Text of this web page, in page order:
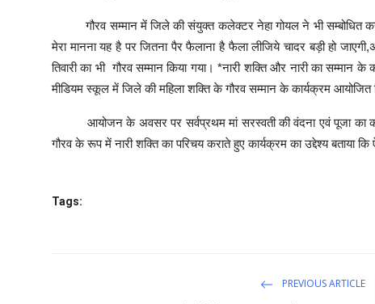
गौरव सम्मान में जिले की संयुक्त कलेक्टर नेहा गोयल ने भी सम्बोधित करते
मेरा मानना यह है पर जितना पैर फैलाना है फैला लीजिये चादर बड़ी हो
तिवारी का भी गौरव सम्मान किया गया। *नारी शक्ति और नारी का सम्मान
मीडियम स्कूल में जिले की महिला शक्ति के गौरव सम्मान के कार्यक्रम आयोजित
आयोजन के अवसर पर सर्वप्रथम मां सरस्वती की वंदना एवं पूजा का
गौरव के रूप में नारी शक्ति का परिचय कराते हुए कार्यक्रम का उद्देश्य बताया
Tags:
PREVIOUS ARTICLE